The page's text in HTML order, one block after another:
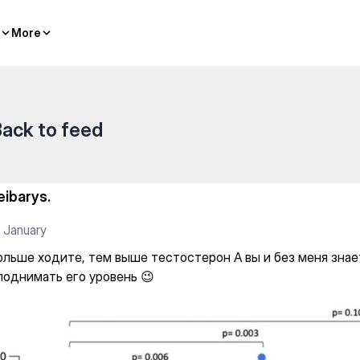
More
Moreтестостерон А вы и без
to feed
January
ходите, тем выше тестостерон А вы и без меня
его уровень 😉